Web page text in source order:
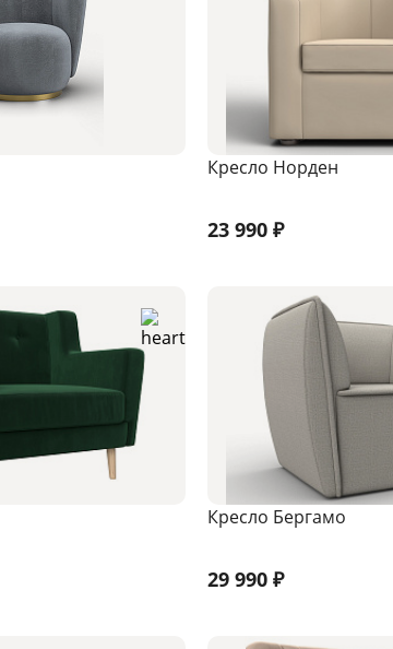
Кресло Норден
23 990 ₽
Кресло Бергамо
29 990 ₽